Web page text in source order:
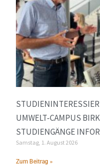
UMWELT-CAMPUS
STUDIENGÄNGE
Samstag, 1. August 2026
Zum Beitrag »